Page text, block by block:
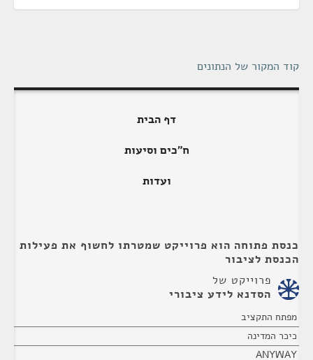
קוד המקור של הנתונים
דף הבית
ח"כים וסיעות
ועדות
כנסת פתוחה הוא פרוייקט שמטרתו לחשוף את פעילות
הכנסת לציבור
פרוייקט של
הסדנא לידע ציבורי
מפתח התקציב
כיכר המדינה
ANYWAY